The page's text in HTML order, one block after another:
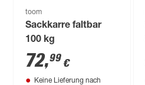
toom
Sackkarre faltbar
100 kg
72,99 €
Keine Lieferung nach